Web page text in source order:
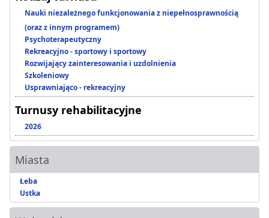
Nauki niezależnego funkcjonowania z niepełnosprawnością
(oraz z innym programem)
Psychoterapeutyczny
Rekreacyjno - sportowy i sportowy
Rozwijający zainteresowania i uzdolnienia
Szkoleniowy
Usprawniająco - rekreacyjny
Turnusy rehabilitacyjne
2026
Miasta
Łeba
Ustka